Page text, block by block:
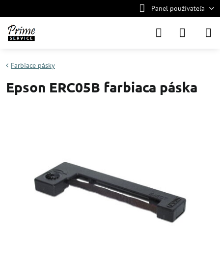
Panel používateľa
Farbiace pásky
Epson ERC05B farbiaca páska